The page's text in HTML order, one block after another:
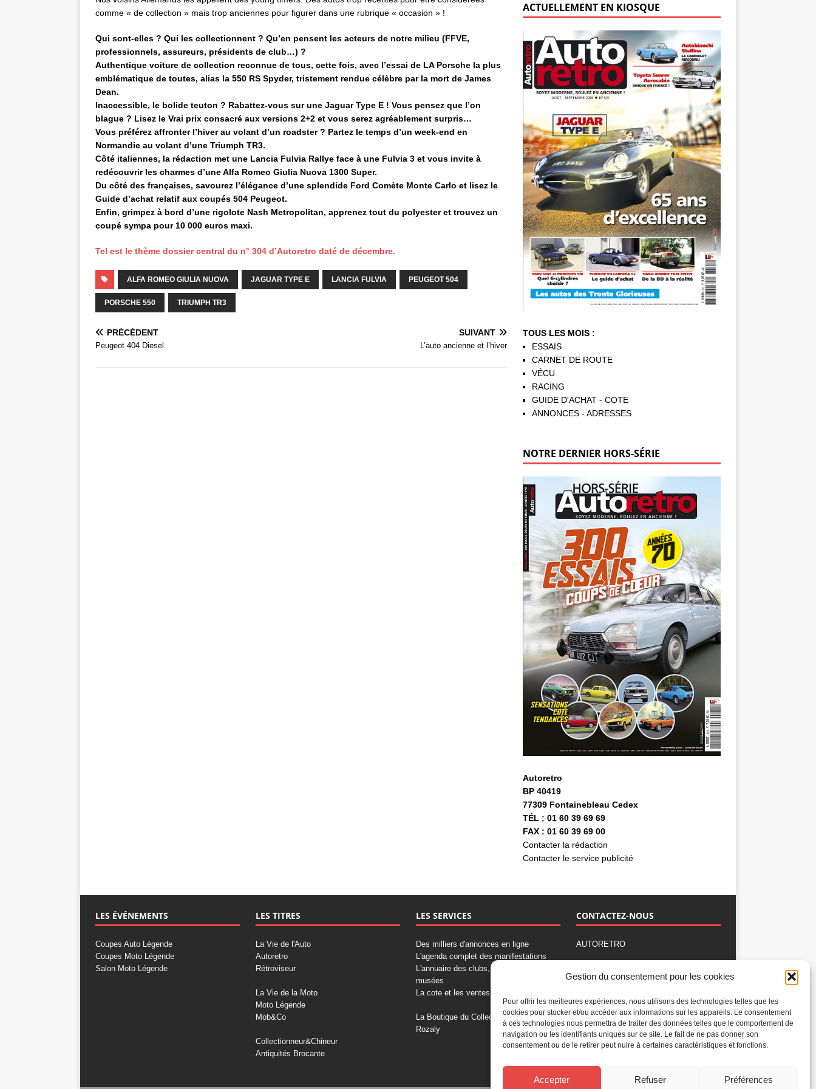
Gestion du consentement pour les cookies
Pour offrir les meilleures expériences, nous utilisons des technologies telles que les
cookies pour stocker et/ou accéder aux informations sur les appareils. Le consentement
à ces technologies nous permettra de traiter des données telles que le comportement de
navigation ou les identifiants uniques sur ce site. Le fait de ne pas donner son
consentement ou de le retirer peut nuire à certaines caractéristiques et fonctions.
Accepter Refuser Préférences
comme « de collection » mais trop anciennes pour figurer dans une rubrique « occasion » !
Qui sont-elles ? Qui les collectionnent ? Qu’en pensent les acteurs de notre milieu (FFVE,
professionnels, assureurs, présidents de club…) ?
Authentique voiture de collection reconnue de tous, cette fois, avec l’essai de LA Porsche la plus
emblématique de toutes, alias la 550 RS Spyder, tristement rendue célèbre par la mort de James
Dean.
Inaccessible, le bolide teuton ? Rabattez-vous sur une Jaguar Type E ! Vous pensez que l’on
blague ? Lisez le Vrai prix consacré aux versions 2+2 et vous serez agréablement surpris…
Vous préférez affronter l’hiver au volant d’un roadster ? Partez le temps d’un week-end en
Normandie au volant d’une Triumph TR3.
Côté italiennes, la rédaction met une Lancia Fulvia Rallye face à une Fulvia 3 et vous invite à
redécouvrir les charmes d’une Alfa Romeo Giulia Nuova 1300 Super.
Du côté des françaises, savourez l’élégance d’une splendide Ford Comète Monte Carlo et lisez le
Guide d’achat relatif aux coupés 504 Peugeot.
Enfin, grimpez à bord d’une rigolote Nash Metropolitan, apprenez tout du polyester et trouvez un
coupé sympa pour 10 000 euros maxi.
Tel est le thème dossier central du n° 304 d’Autoretro daté de décembre.
ALFA ROMEO GIULIA NUOVA JAGUAR TYPE E LANCIA FULVIA PEUGEOT 504
PORSCHE 550 TRIUMPH TR3
PRÉCÉDENT
Peugeot 404 Diesel
SUIVANT
L’auto ancienne et l’hiver
ACTUELLEMENT EN KIOSQUE
TOUS LES MOIS :
ESSAIS
CARNET DE ROUTE
VÉCU
RACING
GUIDE D'ACHAT - COTE
ANNONCES - ADRESSES
NOTRE DERNIER HORS-SÉRIE
Autoretro
BP 40419
77309 Fontainebleau Cedex
TÉL : 01 60 39 69 69
FAX : 01 60 39 69 00
Contacter la rédaction
Contacter le service publicité
LES ÉVÉNEMENTS
Coupes Auto Légende
Coupes Moto Légende
Salon Moto Légende
LES TITRES
La Vie de l'Auto
Autoretro
Rétroviseur
La Vie de la Moto
Moto Légende
Mob&Co
Collectionneur&Chineur
Antiquités Brocante
LES SERVICES
Des milliers d'annonces en ligne
L'agenda complet des manifestations
L'annuaire des clubs, professionnels,
musées
La cote et les ventes aux enchères
La Boutique du Collectionneur
Rozaly
CONTACTEZ-NOUS
AUTORETRO
77309 Fontainebleau Cedex
Fax: 01 60 39 69 00
Nous contacter par email
Mentions légales
Gestion des cookies